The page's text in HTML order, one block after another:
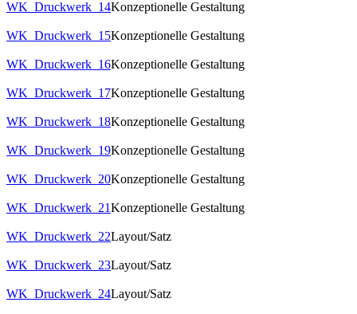
WK_Druckwerk_14Konzeptionelle Gestaltung
WK_Druckwerk_15Konzeptionelle Gestaltung
WK_Druckwerk_16Konzeptionelle Gestaltung
WK_Druckwerk_17Konzeptionelle Gestaltung
WK_Druckwerk_18Konzeptionelle Gestaltung
WK_Druckwerk_19Konzeptionelle Gestaltung
WK_Druckwerk_20Konzeptionelle Gestaltung
WK_Druckwerk_21Konzeptionelle Gestaltung
WK_Druckwerk_22Layout/Satz
WK_Druckwerk_23Layout/Satz
WK_Druckwerk_24Layout/Satz